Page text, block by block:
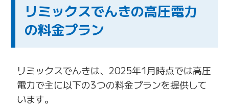
リミックスでんきの高圧電力
の料金プラン
リミックスでんきは、2025年1月時点では高圧
電力で主に以下の3つの料金プランを提供して
います。